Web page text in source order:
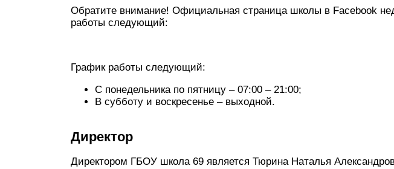
Обратите внимание! Официальная страница школы в Facebook
работы следующий:
График работы следующий:
С понедельника по пятницу – 07:00 – 21:00;
В субботу и воскресенье – выходной.
Директор
Директором ГБОУ школа 69 является Тюрина Наталья